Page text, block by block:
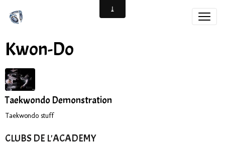
Kwon-Do
Taekwondo Demonstration
Taekwondo stuff
CLUBS DE L'ACADEMY